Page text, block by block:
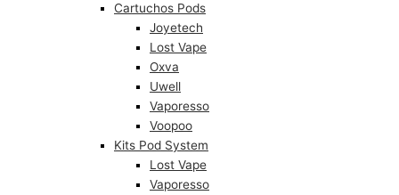
Cartuchos Pods
Joyetech
Lost Vape
Oxva
Uwell
Vaporesso
Voopoo
Kits Pod System
Lost Vape
Vaporesso